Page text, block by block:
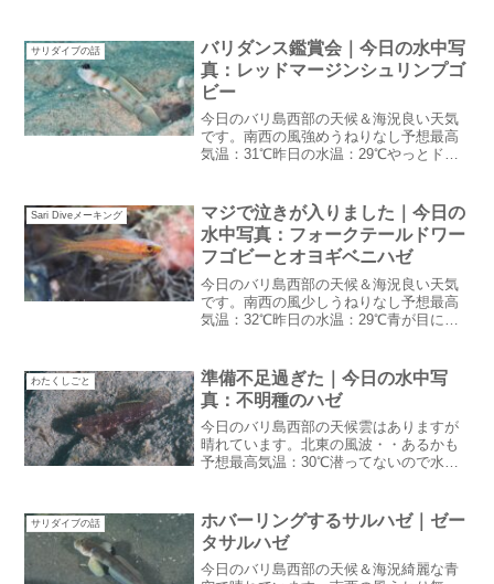
たつい先日ブログで書いたダイブセンタ
ーの写真飾り終わりま...
サリダイブの話
バリダンス鑑賞会｜今日の水中写
真：レッドマージンシュリンプゴ
ビー
今日のバリ島西部の天候＆海況良い天気
です。南西の風強めうねりなし予想最高
気温：31℃昨日の水温：29℃やっとドラ
度良かったそうです：笑バリダンス鑑賞
会昨日は超久しぶりにバ...
Sari Diveメーキング
マジで泣きが入りました｜今日の
水中写真：フォークテールドワー
フゴビーとオヨギベニハゼ
今日のバリ島西部の天候＆海況良い天気
です。南西の風少しうねりなし予想最高
気温：32℃昨日の水温：29℃青が目に染
ページがエラーになって表示されなくな
った。最初原因がわか...
わたくしごと
準備不足過ぎた｜今日の水中写
真：不明種のハゼ
今日のバリ島西部の天候雲はありますが
晴れています。北東の風波・・あるかも
予想最高気温：30℃潜ってないので水温
過ぎた昨日は桟橋で星撮影をしてみたん
ですがもうちょっと道具...
サリダイブの話
ホバーリングするサルハゼ｜ゼー
タサルハゼ
今日のバリ島西部の天候＆海況綺麗な青